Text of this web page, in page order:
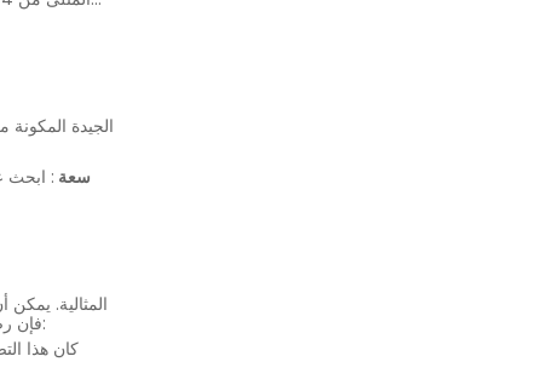
افصل
سعة
عندما يتعلق الأمر بتصنيف شوايات Raclette ، فإن رضا العملاء هو المقياس النهائي. فيما يلي بعض النماذج ذات التصنيف الأعلى التي اكتسبت ثقة الطهاة المنزليين: